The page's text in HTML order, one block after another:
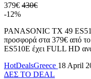
379€ 430€
-12%
PANASONIC TX 49
προσφορά στα 379€ από
ES510E έχει FULL HD
HotDealsGreece 18 April
ΔΕΣ ΤΟ DEAL